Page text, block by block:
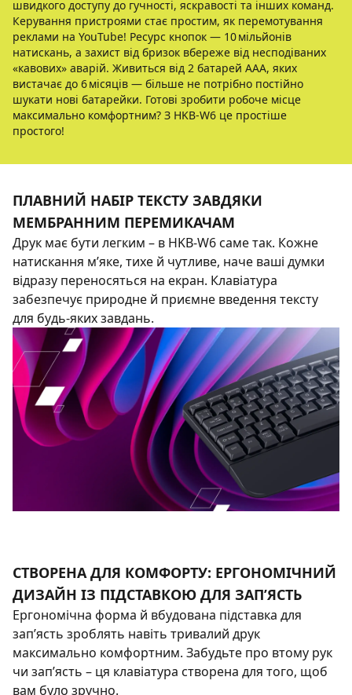
швидкого доступу до гучності, яскравості та інших команд.
Керування пристроями стає простим, як перемотування
реклами на YouTube! Ресурс кнопок — 10 мільйонів
натискань, а захист від бризок вбереже від несподіваних
«кавових» аварій. Живиться від 2 батарей AAA, яких
вистачає до 6 місяців — більше не потрібно постійно
шукати нові батарейки. Готові зробити робоче місце
максимально комфортним? З HKB‑W6 це простіше
простого!
ПЛАВНИЙ НАБІР ТЕКСТУ ЗАВДЯКИ
МЕМБРАННИМ ПЕРЕМИКАЧАМ
Друк має бути легким – в HKB‑W6 саме так. Кожне
натискання м’яке, тихе й чутливе, наче ваші думки
відразу переносяться на екран. Клавіатура
забезпечує природне й приємне введення тексту
для будь‑яких завдань.
СТВОРЕНА ДЛЯ КОМФОРТУ: ЕРГОНОМІЧНИЙ
ДИЗАЙН ІЗ ПІДСТАВКОЮ ДЛЯ ЗАП’ЯСТЬ
Ергономічна форма й вбудована підставка для
зап’ясть зроблять навіть тривалий друк
максимально комфортним. Забудьте про втому рук
чи зап’ясть – ця клавіатура створена для того, щоб
вам було зручно.